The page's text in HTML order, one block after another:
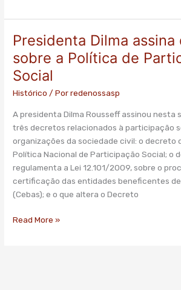
Presidenta Dilma
sobre a Política de
Social
Histórico / Porredenossasp
A presidenta Dilma Rousseff assinou
três decretos relacionados à participação
organizações da sociedade civil: o decreto
Política Nacional de Participação Social; o
regulamenta a Lei 12.101/2009, sobre o
certificação das entidades beneficentes
(Cebas); e o que altera o Decreto
Presidenta
Dilma
assina
decretos
sobre
Política
de
Participação
Social
Read More »